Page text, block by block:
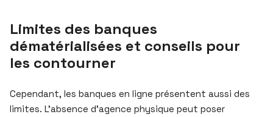
Limites des banques
dématérialisées et conseils pour
les contourner
Cependant, les banques en ligne présentent aussi des
limites. L’absence d’agence physique peut poser